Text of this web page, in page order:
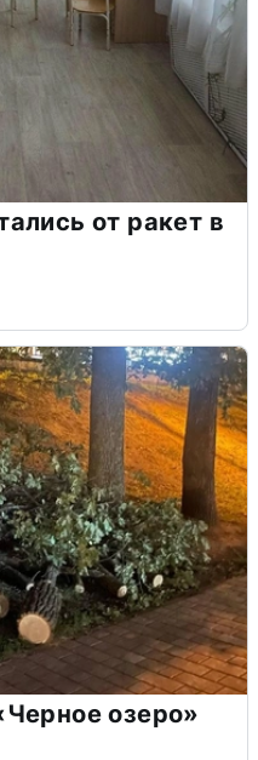
от ракет в
озеро»